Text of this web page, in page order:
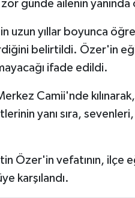
günde ailenin
uzun yıllar boyunca
belirtildi. Özer'in
ifade edildi.
Camii'nde
yanı sıra,
Özer'in vefatının, ilçe
karşılandı.